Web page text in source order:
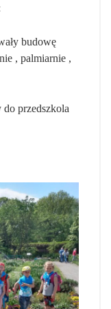
budowę
, palmiarnie ,
do przedszkola